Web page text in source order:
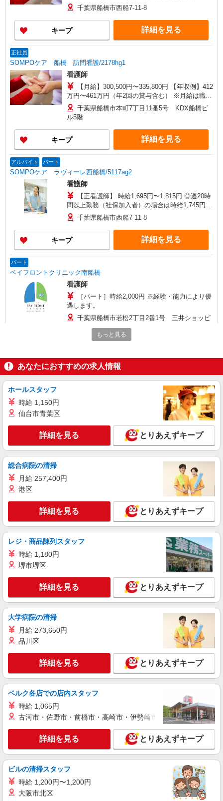
264,800円〜300,100円 年収例：364万円〜413万円
【賞与】あり（年2回） ※月給は職務手当、働き
がい向上手当、日祝手当（月平均2回分）等、 毎
月平均的に支払われる手当を含みます。 ◎月給は
経験により異なります。 ◎残業時は別途時間外手
年支給
千葉県船橋市西船7-11-8
キープ 詳細を見る
正社員
SOMPOケア 船橋 訪問看護/2178hg1
看護師
【月給】300,500円〜335,800円 【年収例】412
万円〜461万円（年2回の賞与含む） ※月給は職務
手当、働きがい向上手当等、毎月平均的に支払わ
れる手当を含みます。 ◎オンコール手当別途支
給：1,000円〜2,000円/日 ◎月給は経験により異な
ります。 ◎残業時は別途時間外手当支給（超過1
分〜） ◎賞与 基本給2.08ヶ月分/年支給
千葉県船橋市本町7丁目11番5号 KDX船橋ビ
ル5階
キープ 詳細を見る
アルバイト パート
SOMPOケア ラヴィーレ西船橋/5117ag2
看護師
【正看護師】 時給1,695円〜1,815円 ◎週20時
間以上勤務（社保加入者）の場合は時給1,745円〜
1,865円 【准看護師】 時給1,395円〜1,515円 ◎週
20時間以上勤務（社保加入者）の場合は時給1,445
円〜1,565円 ※各種手当込 ※時給は経験により異
なる
千葉県船橋市西船7-11-8
キープ 詳細を見る
パート
ベイフロントクリニック南船橋
看護師
［パート］時給2,000円 ※経験・能力により優
遇します。
千葉県船橋市若松2丁目2番1号 三井ショッピ
ングパーク ららテラスTOKYO-BAY
正社員
株式会社リジョイスカンパニー（119110）
月給21万6000円以上 ※研修期間2ヶ月は給与
船橋二和病院（千葉県船橋市二和東5-1-1）
キープ 詳細を見る
株式会社リジョイスカンパニー（119110）
時給1600円以上 ※研修期間2ヶ月は給与95％
支給 ※22:00〜23:00は時給2000円
船橋二和病院（千葉県船橋市二和東5-1-1）
キープ 詳細を見る
エイジフリーハウス船橋夏見
看護師／サービス付高齢者向け住宅／パート／
夜勤無／日数時間応相談
時給1,442円〜1,648円 ※経験・能力・資格等
による 保健師・正看護師 時給1,648円 准看護師
時給1,442円 〇時間外勤務手当 〇土日祝勤務手当
〇年末年始勤務手当 〇早朝7:00〜8:00/夜間
18:00〜20:00は時給25％UP
エイジフリーハウス船橋夏見 千葉県船橋市夏
キープ 詳細を見る
パート
パナソニック エイジフリーハウス船橋習志野台 看護小規模多機能
看護師／サ高住／看護小規模多機能／パート／
夜勤なし
時給2,060円以上 正看護師 時給2,060円以上
★★上記時給に加えさらに別途月額手当支給あり
★★ ※一律処遇改善加算含む 〇時間外勤務手当
〇土日祝勤務手当 〇夜勤手当 〇深夜勤務手当 〇
年末年始勤務手当 〇早朝7:00〜8:00/夜間18:00〜
20:00は時給25％UP
パナソニック エイジフリーハウス船橋習志野
台 千葉県船橋市習志野台8丁目41番10号
キープ 詳細を見る
もっと見る
あなたにおすすめの求人情報
ホールスタッフ
時給 1,150円
仙台市青葉区
詳細を見る とりあえずキープ
総合病院の清掃
月給 257,400円
港区
詳細を見る とりあえずキープ
レジ・商品陳列スタッフ
時給 1,180円
堺市堺区
詳細を見る とりあえずキープ
大学病院の清掃
月給 273,650円
品川区
詳細を見る とりあえずキープ
ベルク各店での店内スタッフ
時給 1,065円
古河市・佐野市・前橋市・高崎市・伊勢崎市・太田市・館林市
詳細を見る とりあえずキープ
ビルの清掃スタッフ
時給 1,200円〜1,200円
大阪市北区